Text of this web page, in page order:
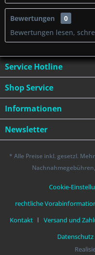
Bewertungen
0
Bewertungen lesen,
Service Hotline
Shop Service
Informationen
Newsletter
* Alle Preise inkl. gesetzl.
Cookie-
rechtliche
Kontakt
Versand und
Datenschutz